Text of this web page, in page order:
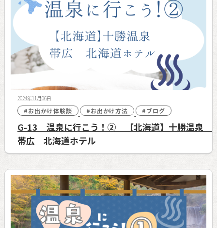
2024年11月06日
#お出かけ体験談 #お出かけ方法 #ブログ
G-13 温泉に行こう！② 【北海道】十勝温泉
帯広 北海道ホテル